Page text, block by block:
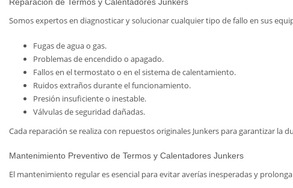
Somos expertos en diagnosticar y solucionar cualquier tipo de fallo en sus
Fugas de agua o gas.
Problemas de encendido o apagado.
Fallos en el termostato o en el sistema de calentamiento.
Ruidos extraños durante el funcionamiento.
Presión insuficiente o inestable.
Válvulas de seguridad dañadas.
Cada reparación se realiza con repuestos originales Junkers para garantizar la
Mantenimiento Preventivo de Termos y Calentadores Junkers
El mantenimiento regular es esencial para evitar averías inesperadas y